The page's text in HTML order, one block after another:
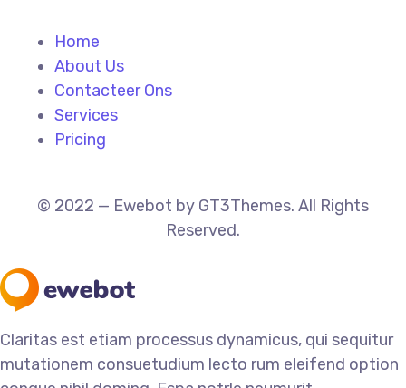
Home
About Us
Contacteer Ons
Services
Pricing
© 2022 — Ewebot by GT3Themes. All Rights
Reserved.
Claritas est etiam processus dynamicus, qui sequitur
mutationem consuetudium lecto rum eleifend option